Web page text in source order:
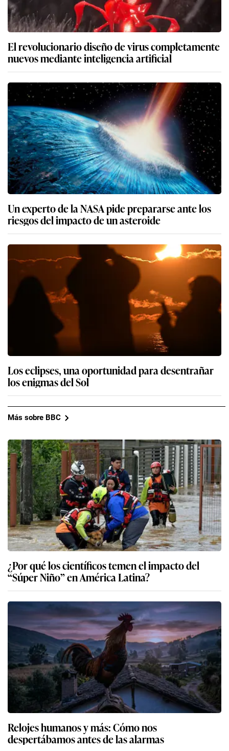
El revolucionario diseño de virus completamente
nuevos mediante inteligencia artificial
Un experto de la NASA pide prepararse ante los
riesgos del impacto de un asteroide
Los eclipses, una oportunidad para desentrañar
los enigmas del Sol
Más sobre BBC
¿Por qué los científicos temen el impacto del
“Súper Niño” en América Latina?
Relojes humanos y más: Cómo nos
despertábamos antes de las alarmas